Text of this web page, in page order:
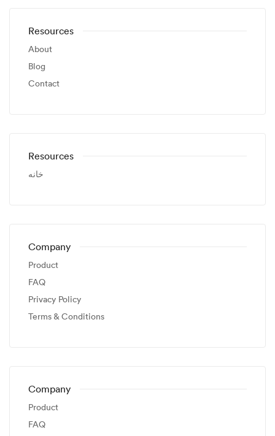
Resources
About
Blog
Contact
Resources
خانه
Company
Product
FAQ
Privacy Policy
Terms & Conditions
Company
Product
FAQ